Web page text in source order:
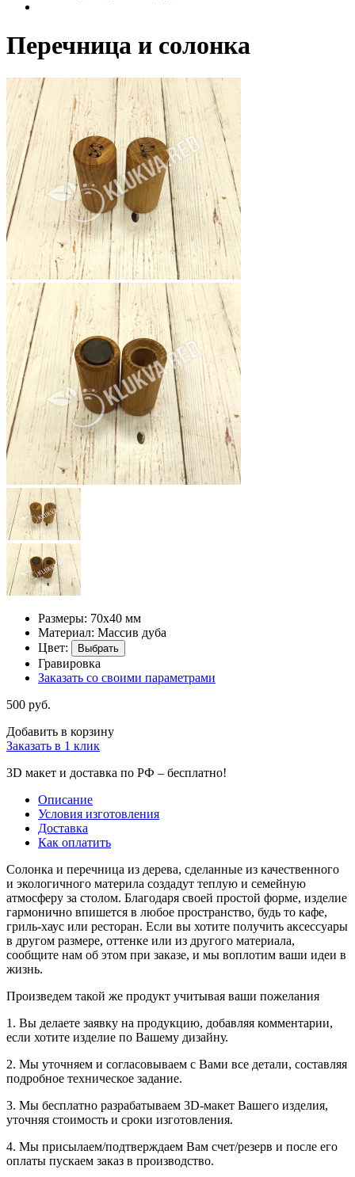
Перечница и солонка
Размеры: 70х40 мм
Материал: Массив дуба
Цвет:
Выбрать
Гравировка
Заказать со своими параметрами
500 руб.
Добавить в корзину
Заказать в 1 клик
3D макет и доставка по РФ – бесплатно!
Описание
Условия изготовления
Доставка
Как оплатить
Солонка и перечница из дерева, сделанные из качественного
и экологичного материла создадут теплую и семейную
атмосферу за столом. Благодаря своей простой форме, изделие
гармонично впишется в любое пространство, будь то кафе,
гриль-хаус или ресторан. Если вы хотите получить аксессуары
в другом размере, оттенке или из другого материала,
сообщите нам об этом при заказе, и мы воплотим ваши идеи в
жизнь.
Произведем такой же продукт учитывая ваши пожелания
1. Вы делаете заявку на продукцию, добавляя комментарии,
если хотите изделие по Вашему дизайну.
2. Мы уточняем и согласовываем с Вами все детали, составляя
подробное техническое задание.
3. Мы бесплатно разрабатываем 3D-макет Вашего изделия,
уточняя стоимость и сроки изготовления.
4. Мы присылаем/подтверждаем Вам счет/резерв и после его
оплаты пускаем заказ в производство.